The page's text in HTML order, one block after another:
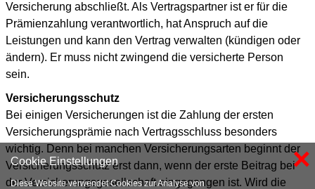
Versicherung abschließt. Als Vertragspartner ist er für die
Prämienzahlung verantwortlich, hat Anspruch auf die
Leistungen und kann den Vertrag verwalten (kündigen oder
ändern). Er muss nicht zwingend die versicherte Person
sein.
Versicherungsschutz
Bei einigen Versicherungen ist die Zahlung der ersten
Versicherungsprämie nach Vertragsschluss besonders
wichtig. Denn bei manchen Versicherungsarten beginnt der
Versicherungsschutz erst dann, wenn der erste Beitrag bei
der Versicherungsgesellschaft eingegangen ist. Wird die
×
Cookie Einstellungen
Diese Website verwendet Cookies zur Analyse von